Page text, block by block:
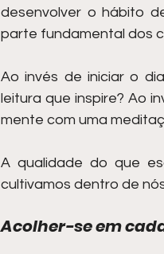
desenvolver o hábito
parte fundamental dos
Ao invés de iniciar o
leitura que inspire? Ao
mente com uma
A qualidade do que
cultivamos dentro de
Acolher-se em